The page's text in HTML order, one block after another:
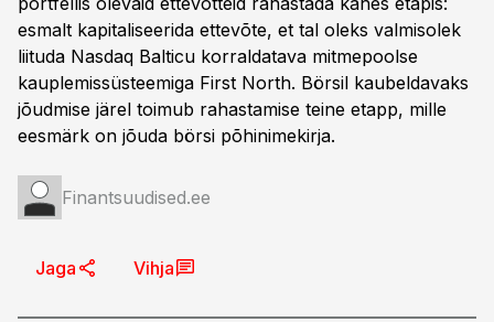
esmalt kapitaliseerida ettevõte, et tal oleks valmisolek
liituda Nasdaq Balticu korraldatava mitmepoolse
kauplemissüsteemiga First North. Börsil kaubeldavaks
jõudmise järel toimub rahastamise teine etapp, mille
eesmärk on jõuda börsi põhinimekirja.
Finantsuudised.ee
Jaga Vihja